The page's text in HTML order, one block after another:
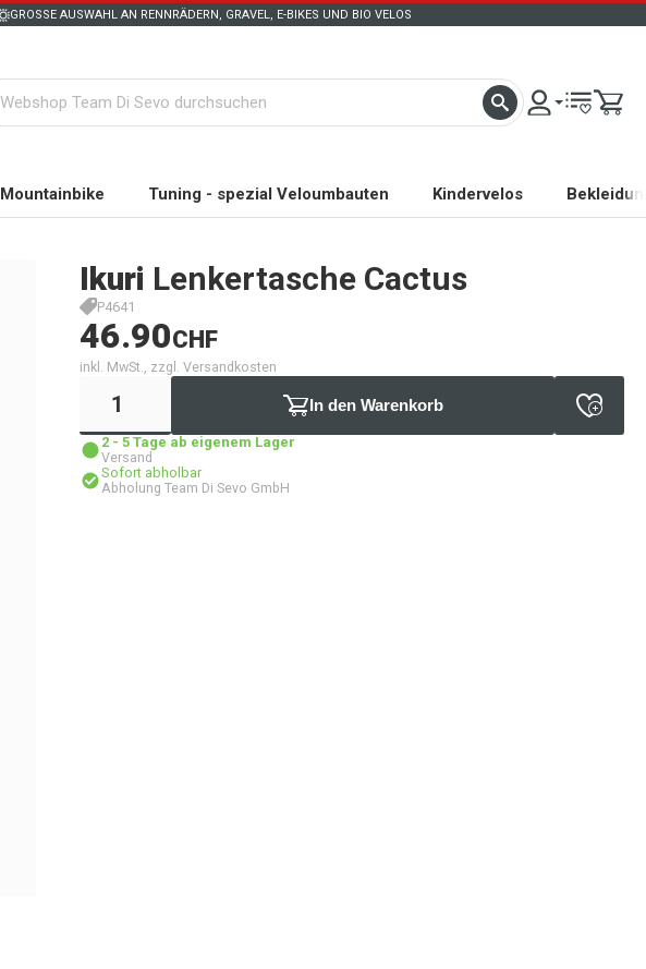
GROSSE AUSWAHL AN RENNRÄDERN, GRAVEL, E-BIKES UND BIO VELOS
Mountainbike Tuning - spezial Veloumbauten Kindervelos
Ikuri Lenkertasche Cactus
P4641
46.90CHF
inkl. MwSt., zzgl. Versandkosten
In den Warenkorb
2 - 5 Tage ab eigenem Lager
Versand
Sofort abholbar
Abholung Team Di Sevo GmbH